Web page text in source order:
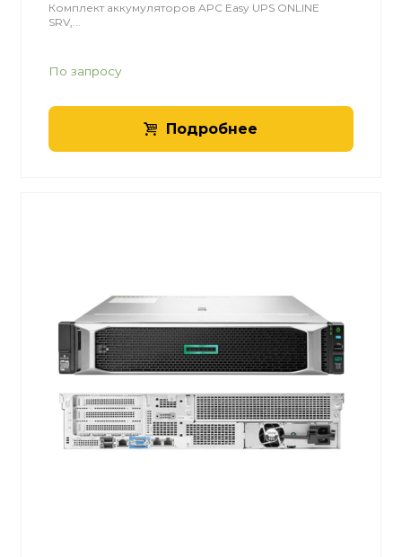
Комплект аккумуляторов APC Easy UPS ONLINE
SRV,...
По запросу
Подробнее